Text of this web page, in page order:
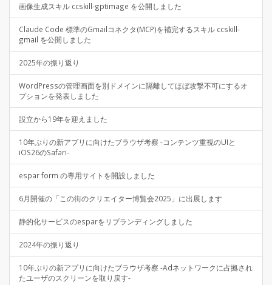
画像生成スキル ccskill-gptimage を公開しました
Claude Code 標準のGmailコネクタ(MCP)を補完するスキル ccskill-
gmail を公開しました
2025年の振り返り
WordPressの管理画面を別ドメインに隔離してほぼ攻撃不可にするオ
プションを発表しました
設立から19年を迎えました
10年ぶりの新アプリに向けたブラウザ考察 -コンテンツ重視のUIと
iOS26のSafari-
espar form の専用サイトを開設しました
6月開催の「この街のクリエイター博覧会2025」に出展します
静的化サービスのesparをリブランディングしました
2024年の振り返り
10年ぶりの新アプリに向けたブラウザ考察 -Adネットワークに占拠され
たユーザのスクリーンを取り戻す-